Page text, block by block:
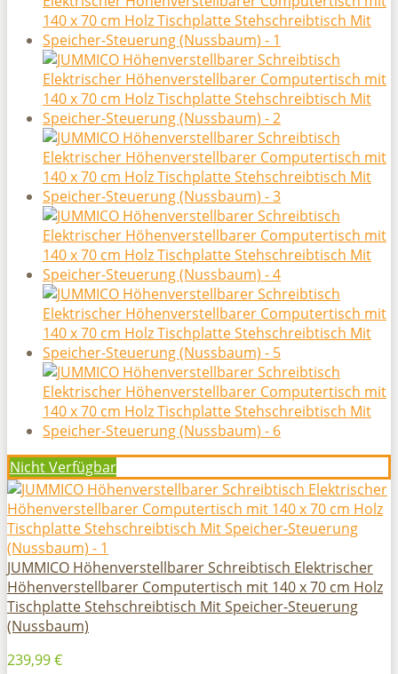
Nicht Verfügbar
JUMMICO Höhenverstellbarer Schreibtisch Elektrischer
Höhenverstellbarer Computertisch mit 140 x 70 cm Holz
Tischplatte Stehschreibtisch Mit Speicher-Steuerung
(Nussbaum)
239,99 €